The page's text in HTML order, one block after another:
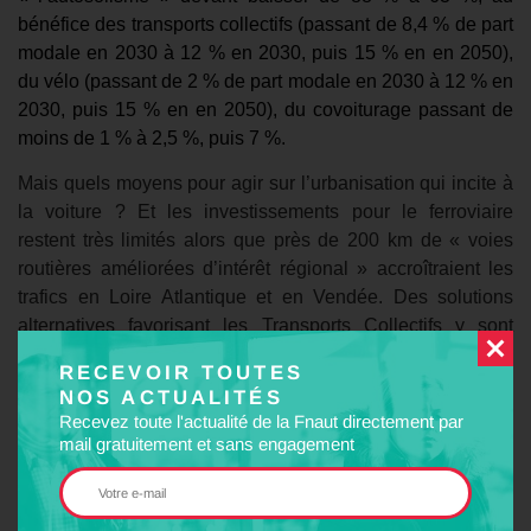
RECEVOIR TOUTES
NOS ACTUALITÉS
Recevez toute l'actualité de la Fnaut directement par
mail gratuitement et sans engagement
bénéfice des transports collectifs (passant de 8,4 % de part
modale en 2030 à 12 % en 2030, puis 15 % en en 2050),
du vélo (passant de 2 % de part modale en 2030 à 12 % en
2030, puis 15 % en en 2050), du covoiturage passant de
moins de 1 % à 2,5 %, puis 7 %.
Mais quels moyens pour agir sur l’urbanisation qui incite à
la voiture ? Et les investissements pour le ferroviaire
restent très limités alors que près de 200 km de « voies
routières améliorées d’intérêt régional » accroîtraient les
trafics en Loire Atlantique et en Vendée. Des solutions
alternatives favorisant les Transports Collectifs y sont
pourtant possibles. La Fnaut a fait part de son avis en
s’étonnant de l’écart entre les propositions et les objectifs,
logiquement ambitieux à court terme (2030) : il y a urgence.
Le réseau de cars ex départementaux
Maintenant repris par la Région, le réseau reste peu maillé,